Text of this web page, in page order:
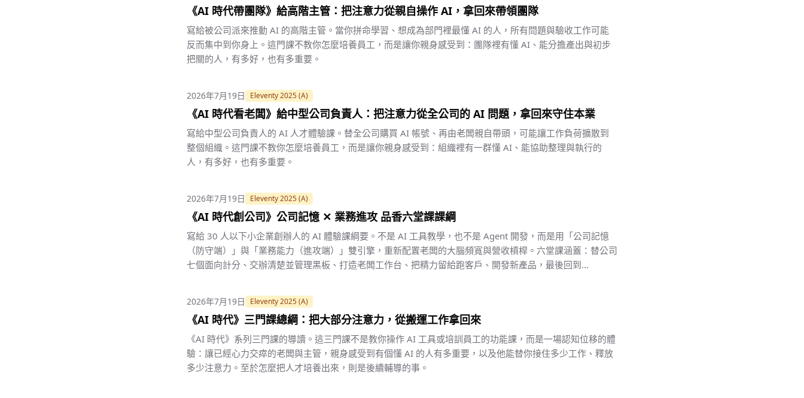
《AI 時代帶團隊》給高階主管：把注意力從親自操作 AI，拿回來帶領團隊
寫給被公司派來推動 AI 的高階主管。當你拼命學習、想成為部門裡最懂 AI 的人，所有問題與驗收工作可能
反而集中到你身上。這門課不教你怎麼培養員工，而是讓你親身感受到：團隊裡有懂 AI、能分擔產出與初步
把關的人，有多好，也有多重要。
2026年7月19日 Eleventy 2025 (A)
《AI 時代看老闆》給中型公司負責人：把注意力從全公司的 AI 問題，拿回來守住本業
寫給中型公司負責人的 AI 人才體驗課。替全公司購買 AI 帳號、再由老闆親自帶頭，可能讓工作負荷擴散到
整個組織。這門課不教你怎麼培養員工，而是讓你親身感受到：組織裡有一群懂 AI、能協助整理與執行的
人，有多好，也有多重要。
2026年7月19日 Eleventy 2025 (A)
《AI 時代創公司》公司記憶 ✕ 業務進攻 品香六堂課課綱
寫給 30 人以下小企業創辦人的 AI 體驗課綱要。不是 AI 工具教學，也不是 Agent 開發，而是用「公司記憶
（防守端）」與「業務能力（進攻端）」雙引擎，重新配置老闆的大腦頻寬與營收槓桿。六堂課涵蓋：替公司
七個面向計分、交辦清楚並管理黑板、打造老闆工作台、把精力留給跑客戶、開發新產品，最後回到...
2026年7月19日 Eleventy 2025 (A)
《AI 時代》三門課總綱：把大部分注意力，從搬運工作拿回來
《AI 時代》系列三門課的導讀。這三門課不是教你操作 AI 工具或培訓員工的功能課，而是一場認知位移的體
驗：讓已經心力交瘁的老闆與主管，親身感受到有個懂 AI 的人有多重要，以及他能替你接住多少工作、釋放
多少注意力。至於怎麼把人才培養出來，則是後續輔導的事。